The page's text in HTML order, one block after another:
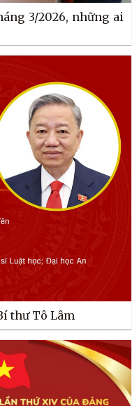
3/2026, những ai
thư Tô Lâm